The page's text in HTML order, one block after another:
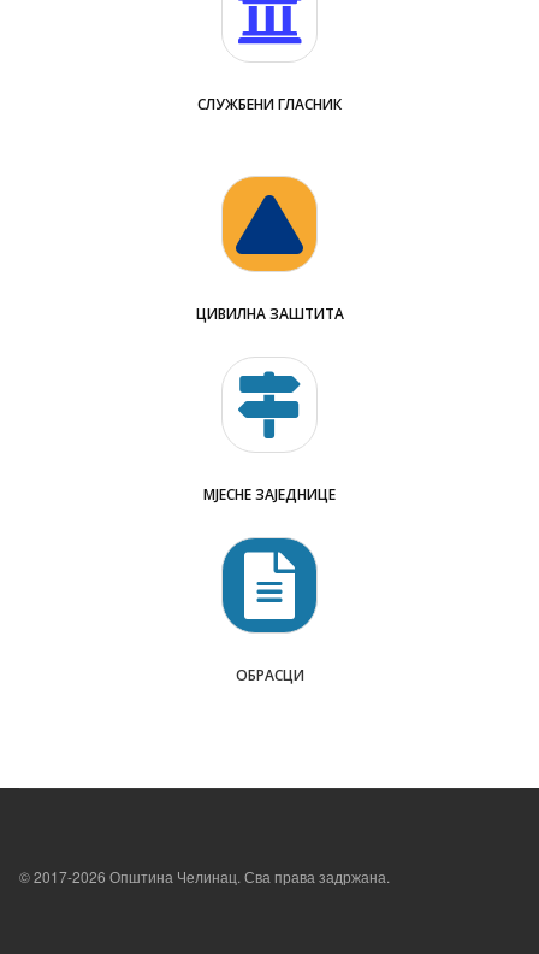
СЛУЖБЕНИ ГЛАСНИК
ЦИВИЛНА ЗАШТИТА
МЈЕСНЕ ЗАЈЕДНИЦЕ
ОБРАСЦИ
© 2017-2026 Општина Челинац. Сва права задржана.